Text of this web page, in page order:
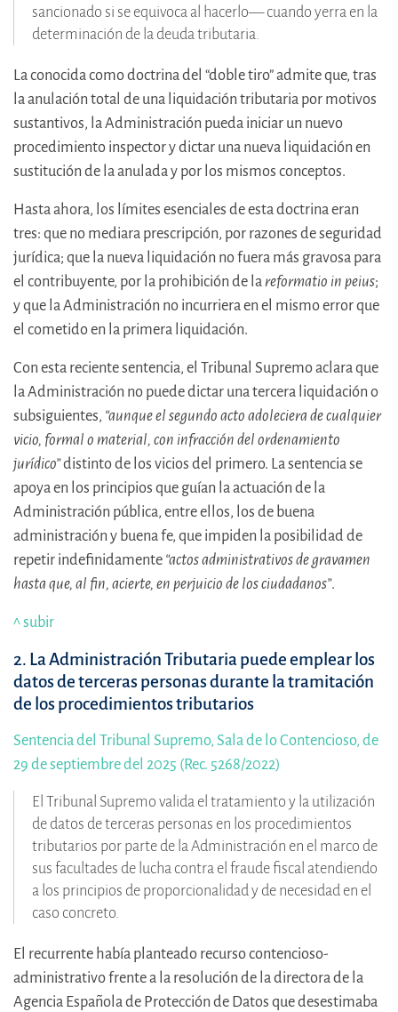
sancionado si se equivoca al hacerlo— cuando yerra en la
determinación de la deuda tributaria.
La conocida como doctrina del “doble tiro” admite que, tras
la anulación total de una liquidación tributaria por motivos
sustantivos, la Administración pueda iniciar un nuevo
procedimiento inspector y dictar una nueva liquidación en
sustitución de la anulada y por los mismos conceptos.
Hasta ahora, los límites esenciales de esta doctrina eran
tres: que no mediara prescripción, por razones de seguridad
jurídica; que la nueva liquidación no fuera más gravosa para
el contribuyente, por la prohibición de la reformatio in peius;
y que la Administración no incurriera en el mismo error que
el cometido en la primera liquidación.
Con esta reciente sentencia, el Tribunal Supremo aclara que
la Administración no puede dictar una tercera liquidación o
subsiguientes, “aunque el segundo acto adoleciera de cualquier
vicio, formal o material, con infracción del ordenamiento
jurídico”distinto de los vicios del primero. La sentencia se
apoya en los principios que guían la actuación de la
Administración pública, entre ellos, los de buena
administración y buena fe, que impiden la posibilidad de
repetir indefinidamente “actos administrativos de gravamen
hasta que, al fin, acierte, en perjuicio de los ciudadanos”.
^ subir
2. La Administración Tributaria puede emplear los
datos de terceras personas durante la tramitación
de los procedimientos tributarios
Sentencia del Tribunal Supremo, Sala de lo Contencioso, de
29 de septiembre del 2025 (Rec. 5268/2022)
El Tribunal Supremo valida el tratamiento y la utilización
de datos de terceras personas en los procedimientos
tributarios por parte de la Administración en el marco de
sus facultades de lucha contra el fraude fiscal atendiendo
a los principios de proporcionalidad y de necesidad en el
caso concreto.
El recurrente había planteado recurso contencioso-
administrativo frente a la resolución de la directora de la
Agencia Española de Protección de Datos que desestimaba